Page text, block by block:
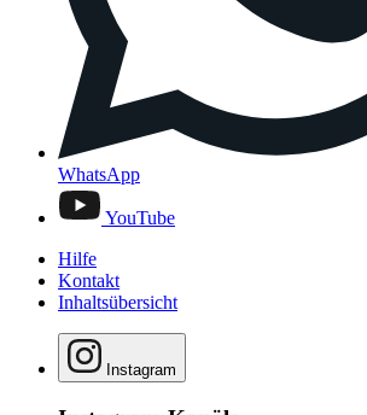
WhatsApp
YouTube
Hilfe
Kontakt
Inhaltsübersicht
Instagram